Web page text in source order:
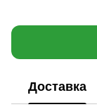
Доставка